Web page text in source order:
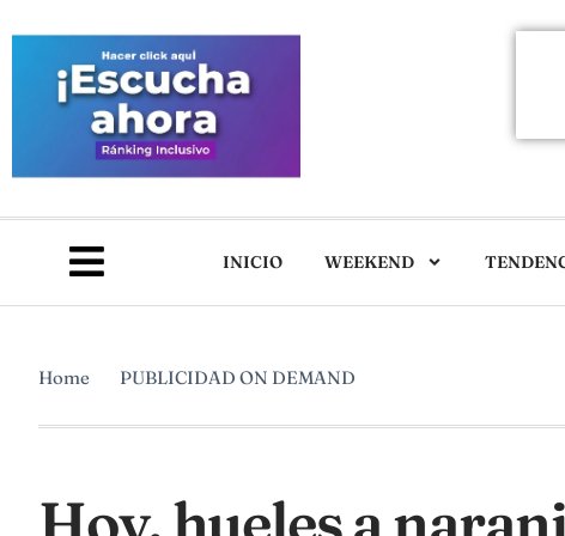
INICIO WEEKEND
Home PUBLICIDAD ON DEMAND